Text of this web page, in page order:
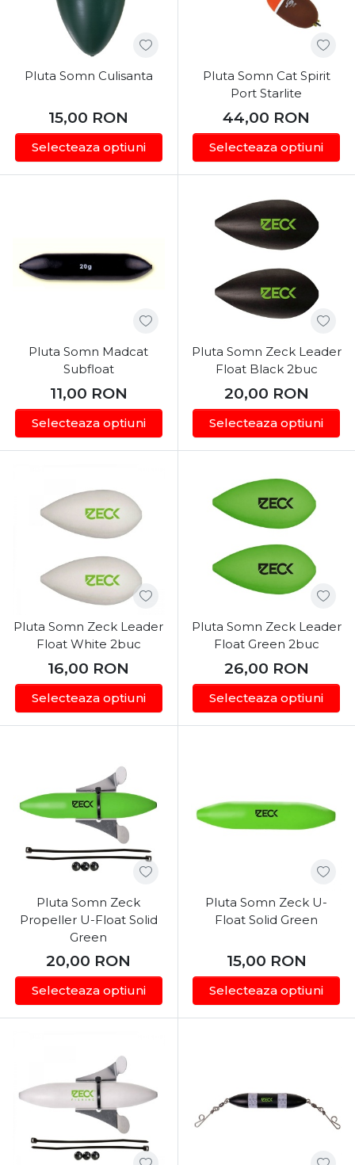
Pluta Somn Culisanta
15,00 RON
Selecteaza optiuni
Pluta Somn Cat Spirit
Port Starlite
44,00 RON
Selecteaza optiuni
Pluta Somn Madcat
Subfloat
11,00 RON
Selecteaza optiuni
Pluta Somn Zeck Leader
Float Black 2buc
20,00 RON
Selecteaza optiuni
Pluta Somn Zeck Leader
Float White 2buc
16,00 RON
Selecteaza optiuni
Pluta Somn Zeck Leader
Float Green 2buc
26,00 RON
Selecteaza optiuni
Pluta Somn Zeck
Propeller U-Float Solid
Green
20,00 RON
Selecteaza optiuni
Pluta Somn Zeck U-
Float Solid Green
15,00 RON
Selecteaza optiuni